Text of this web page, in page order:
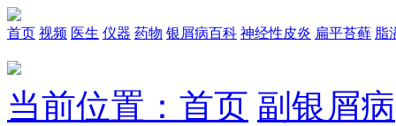
首页 视频 医生 仪器 药物 银屑病百科 神经性皮炎 扁平苔藓 脂
当前位置：首页 副银屑病